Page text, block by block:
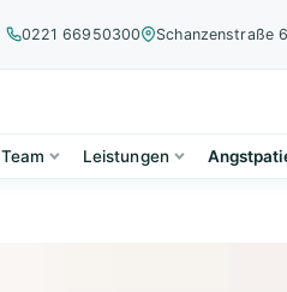
0221 66950300 Schanzenstraße
Team Leistungen